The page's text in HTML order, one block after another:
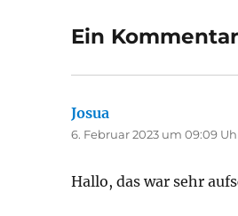
Ein
Josua
6. Februar 2023 um 09:09
Hallo, das war sehr